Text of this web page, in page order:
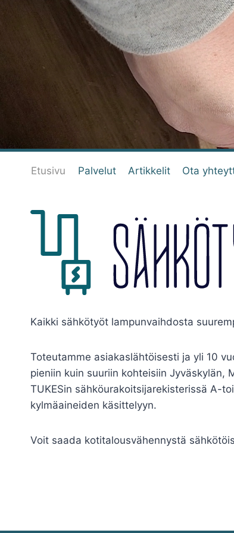
Etusivu Palvelut Artikkelit Ota
Kaikki sähkötyöt lampunvaihdosta
Toteutamme asiakaslähtöisesti ja yli 10
pieniin kuin suuriin kohteisiin Jyväskylän,
TUKESin sähköurakoitsijarekisterissä A-
kylmäaineiden käsittelyyn.
Voit saada kotitalousvähennystä